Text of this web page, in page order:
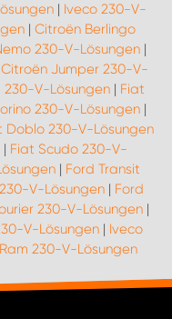
| Iveco 230-V-
| Citroën Berlingo
230-V-Lösungen |
Citroën Jumper 230-V-
230-V-Lösungen | Fiat
230-V-Lösungen|
Doblo 230-V-Lösungen
| Fiat Scudo 230-V-
| Ford Transit
V-Lösungen| Ford
230-V-Lösungen |
V-Lösungen | Iveco
230-V-Lösungen